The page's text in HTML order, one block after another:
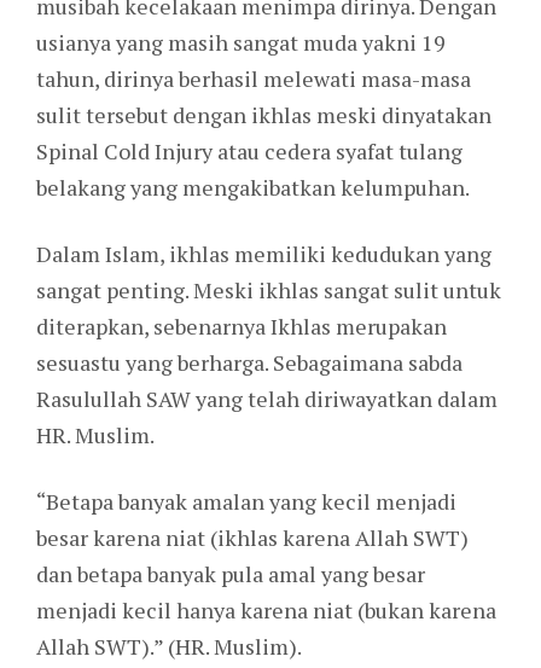
musibah kecelakaan menimpa dirinya. Dengan
usianya yang masih sangat muda yakni 19
tahun, dirinya berhasil melewati masa-masa
sulit tersebut dengan ikhlas meski dinyatakan
Spinal Cold Injury atau cedera syafat tulang
belakang yang mengakibatkan kelumpuhan.
Dalam Islam, ikhlas memiliki kedudukan yang
sangat penting. Meski ikhlas sangat sulit untuk
diterapkan, sebenarnya Ikhlas merupakan
sesuastu yang berharga. Sebagaimana sabda
Rasulullah SAW yang telah diriwayatkan dalam
HR. Muslim.
“Betapa banyak amalan yang kecil menjadi
besar karena niat (ikhlas karena Allah SWT)
dan betapa banyak pula amal yang besar
menjadi kecil hanya karena niat (bukan karena
Allah SWT).” (HR. Muslim).